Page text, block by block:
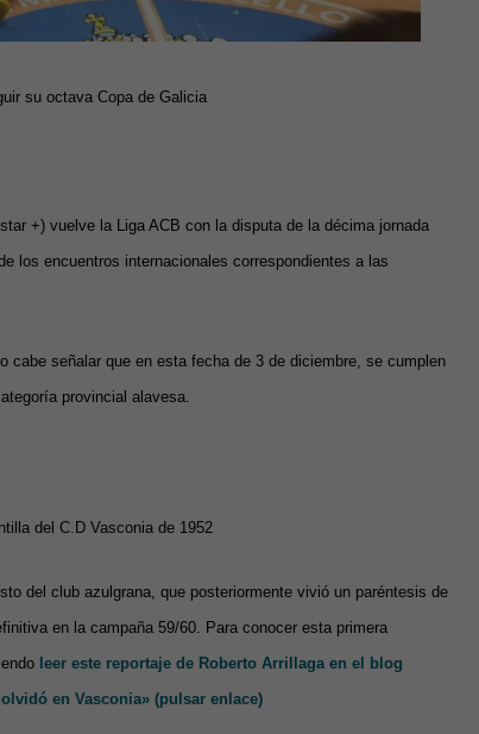
su octava Copa de Galicia
+) vuelve la Liga ACB con la disputa de la décima jornada
los encuentros internacionales correspondientes a las
cabe señalar que en esta fecha de 3 de diciembre, se cumplen
provincial alavesa.
del C.D Vasconia de 1952
del club azulgrana, que posteriormente vivió un paréntesis de
en la campaña 59/60. Para conocer esta primera
leer este reportaje de Roberto Arrillaga en el blog
en Vasconia» (pulsar enlace)